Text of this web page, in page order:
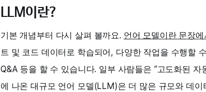
LLM이란?
기본 개념부터 다시 살펴 볼까요. 언어 모델이란 문장
트 및 코드 데이터로 학습되어, 다양한 작업을 수행할
Q&A 등을 할 수 있습니다. 일부 사람들은 “고도화된
에 나온 대규모 언어 모델(LLM)은 더 많은 규모와 데